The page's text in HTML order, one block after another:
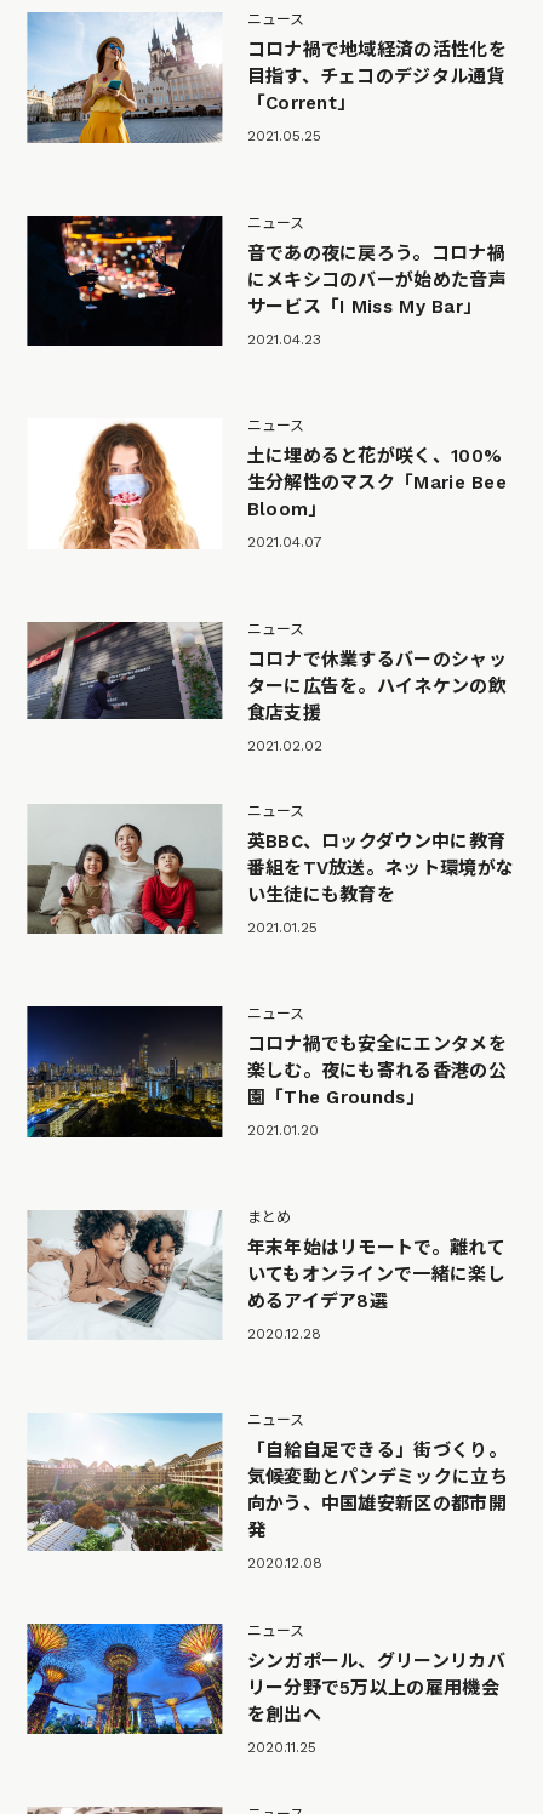
ニュース
コロナ禍で地域経済の活性化を
目指す、チェコのデジタル通貨
「Corrent」
2021.05.25
ニュース
音であの夜に戻ろう。コロナ禍
にメキシコのバーが始めた音声
サービス「I Miss My Bar」
2021.04.23
ニュース
土に埋めると花が咲く、100%
生分解性のマスク「Marie Bee
Bloom」
2021.04.07
ニュース
コロナで休業するバーのシャッ
ターに広告を。ハイネケンの飲
食店支援
2021.02.02
ニュース
英BBC、ロックダウン中に教育
番組をTV放送。ネット環境がな
い生徒にも教育を
2021.01.25
ニュース
コロナ禍でも安全にエンタメを
楽しむ。夜にも寄れる香港の公
園「The Grounds」
2021.01.20
まとめ
年末年始はリモートで。離れて
いてもオンラインで一緒に楽し
めるアイデア8選
2020.12.28
ニュース
「自給自足できる」街づくり。
気候変動とパンデミックに立ち
向かう、中国雄安新区の都市開
発
2020.12.08
ニュース
シンガポール、グリーンリカバ
リー分野で5万以上の雇用機会
を創出へ
2020.11.25